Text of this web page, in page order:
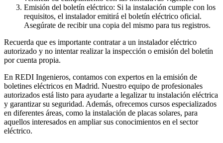
Emisión del boletín eléctrico: Si la instalación cumple con los
requisitos, el instalador emitirá el boletín eléctrico oficial.
Asegúrate de recibir una copia del mismo para tus registros.
Recuerda que es importante contratar a un instalador eléctrico
autorizado y no intentar realizar la inspección o emisión del boletín
por cuenta propia.
En REDI Ingenieros, contamos con expertos en la emisión de
boletines eléctricos en Madrid. Nuestro equipo de profesionales
autorizados está listo para ayudarte a legalizar tu instalación eléctrica
y garantizar su seguridad. Además, ofrecemos cursos especializados
en diferentes áreas, como la instalación de placas solares, para
aquellos interesados en ampliar sus conocimientos en el sector
eléctrico.